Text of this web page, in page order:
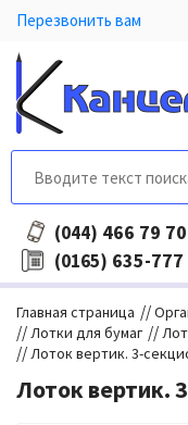
Перезвонить вам
(044) 466 79 70
(0165) 635-777
Главная страница //
//Лотки для бумаг //
//Лоток вертик. 3-
Лоток вертик.